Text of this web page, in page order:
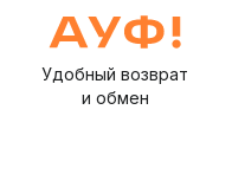
Удобный возврат
и обмен